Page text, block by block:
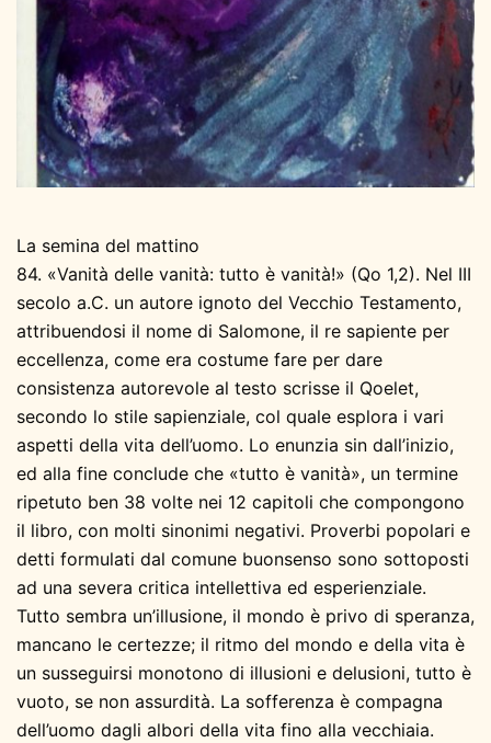
La semina del mattino
84. «Vanità delle vanità: tutto è vanità!» (Qo 1,2). Nel III
secolo a.C. un autore ignoto del Vecchio Testamento,
attribuendosi il nome di Salomone, il re sapiente per
eccellenza, come era costume fare per dare
consistenza autorevole al testo scrisse il Qoelet,
secondo lo stile sapienziale, col quale esplora i vari
aspetti della vita dell’uomo. Lo enunzia sin dall’inizio,
ed alla fine conclude che «tutto è vanità», un termine
ripetuto ben 38 volte nei 12 capitoli che compongono
il libro, con molti sinonimi negativi. Proverbi popolari e
detti formulati dal comune buonsenso sono sottoposti
ad una severa critica intellettiva ed esperienziale.
Tutto sembra un’illusione, il mondo è privo di speranza,
mancano le certezze; il ritmo del mondo e della vita è
un susseguirsi monotono di illusioni e delusioni, tutto è
vuoto, se non assurdità. La sofferenza è compagna
dell’uomo dagli albori della vita fino alla vecchiaia.